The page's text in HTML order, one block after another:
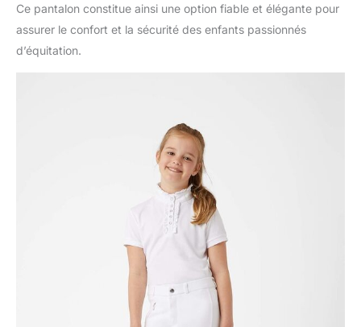
Ce pantalon constitue ainsi une option fiable et élégante pour
assurer le confort et la sécurité des enfants passionnés
d’équitation.